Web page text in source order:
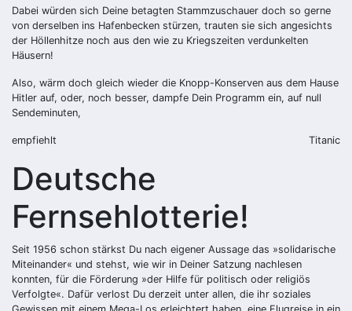
Dabei würden sich Deine betagten Stammzuschauer doch so gerne
von derselben ins Hafenbecken stürzen, trauten sie sich angesichts
der Höllenhitze noch aus den wie zu Kriegszeiten verdunkelten
Häusern!
Also, wärm doch gleich wieder die Knopp-Konserven aus dem Hause
Hitler auf, oder, noch besser, dampfe Dein Programm ein, auf null
Sendeminuten,
empfiehlt Titanic
Deutsche
Fernsehlotterie!
Seit 1956 schon stärkst Du nach eigener Aussage das »solidarische
Miteinander« und stehst, wie wir in Deiner Satzung nachlesen
konnten, für die Förderung »der Hilfe für politisch oder religiös
Verfolgte«. Dafür verlost Du derzeit unter allen, die ihr soziales